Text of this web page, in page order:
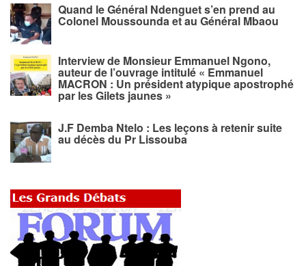
Quand le Général Ndenguet s’en prend au
Colonel Moussounda et au Général Mbaou
Interview de Monsieur Emmanuel Ngono,
auteur de l’ouvrage intitulé « Emmanuel
MACRON : Un président atypique apostrophé
par les Gilets jaunes »
J.F Demba Ntelo : Les leçons à retenir suite
au décès du Pr Lissouba